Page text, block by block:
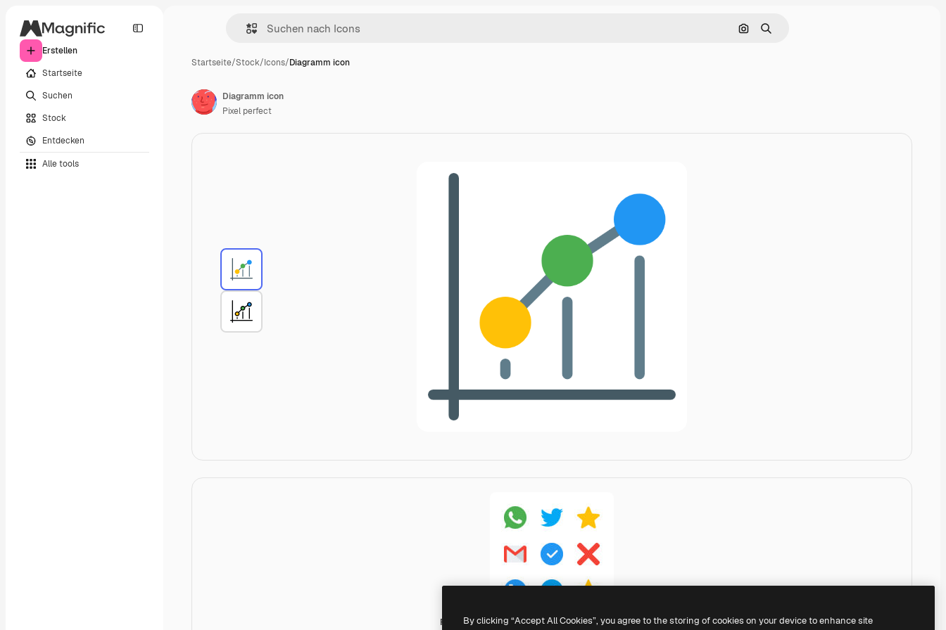
Erstellen
Startseite
Suchen
Stock
Entdecken
Alle tools
Nach Bild suchen
Suchen
Startseite/Stock/Icons/Diagramm icon
Pixel Perfect Flat
Diagramm icon
Pixel perfect
By clicking “Accept All Cookies”, you agree to the storing of cookies on your device to enhance site